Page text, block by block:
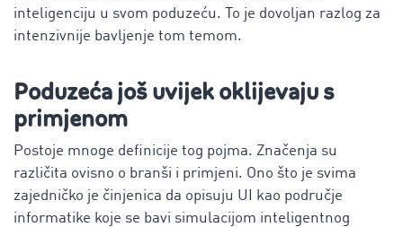
inteligenciju u svom poduzeću. To je dovoljan razlog za
intenzivnije bavljenje tom temom.
Poduzeća još uvijek oklijevaju s
primjenom
Postoje mnoge definicije tog pojma. Značenja su
različita ovisno o branši i primjeni. Ono što je svima
zajedničko je činjenica da opisuju UI kao područje
informatike koje se bavi simulacijom inteligentnog